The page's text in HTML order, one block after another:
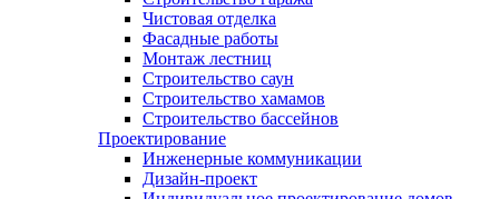
Чистовая отделка
Фасадные работы
Монтаж лестниц
Строительство саун
Строительство хамамов
Строительство бассейнов
Проектирование
Инженерные коммуникации
Дизайн-проект